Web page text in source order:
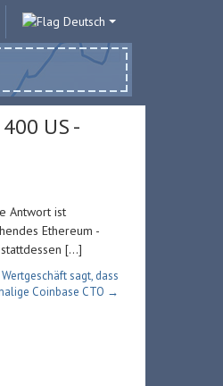
Deutsch
US -
Antwort ist
Ethereum -
[…]
sagt, dass
Coinbase CTO →